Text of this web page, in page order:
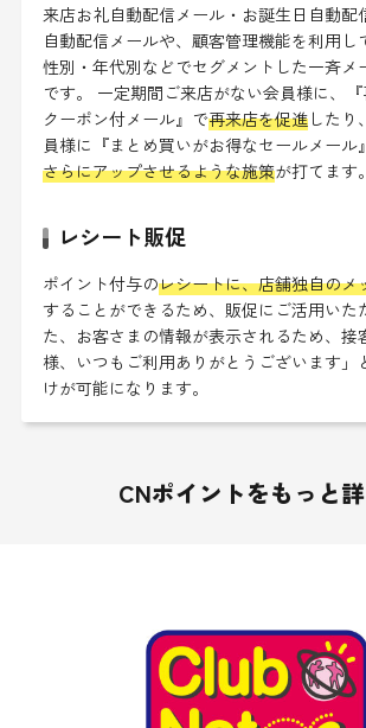
来店お礼自動配信メール・お誕生日自動配
自動配信メールや、顧客管理機能を利用し
性別・年代別などでセグメントした一斉メ
です。 一定期間ご来店がない会員様に、
クーポン付メール』で再来店を促進したり
員様に『まとめ買いがお得なセールメール
さらにアップさせるような施策が打てます。
レシート販促
ポイント付与のレシートに、店舗独自のメ
することができるため、販促にご活用いた
た、お客さまの情報が表示されるため、
様、いつもご利用ありがとうございます」
けが可能になります。
CNポイントをもっと